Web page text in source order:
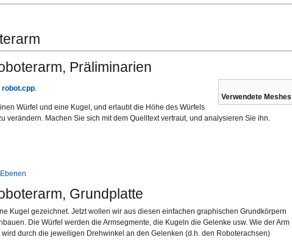
Präliminarien
Verwendete Meshes
robot.cpp.
Würfel und eine Kugel, und erlaubt die Höhe des Würfels
verändern. Machen Sie sich mit dem Quelltext vertraut, und analysieren Sie ihn.
Grundplatte
Kugel gezeichnet. Jetzt wollen wir aus diesen einfachen graphischen Grundkörpern
Die Würfel werden die Armsegmente, die Kugeln die Gelenke usw. Wie der Arm
durch die jeweiligen Drehwinkel an den Gelenken (d.h. den Roboterachsen)